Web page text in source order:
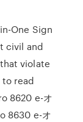
One Sign
civil and
violate
read
8620 e-オ
8630 e-オ